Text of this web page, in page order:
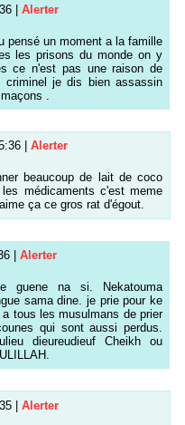
| Alerter
pensé un moment a la famille
les prisons du monde on y
ce n'est pas une raison de
je dis bien assassin
.
Alerter
beaucoup de lait de coco
médicaments c'est meme
ça ce gros rat d'égout.
Alerter
guene na si. Nekatouma
sama dine. je prie pour ke
tous les musulmans de prier
qui sont aussi perdus.
dieureudieuf Cheikh ou
Alerter